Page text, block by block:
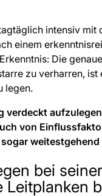
intensiv
einem
Die
zu verharren, ist
legen.
von
bei seiner